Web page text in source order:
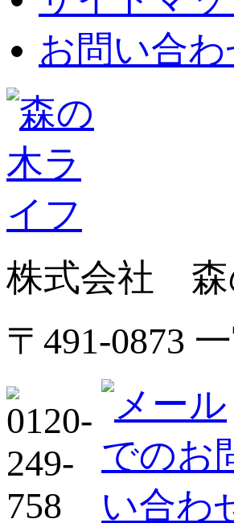
お問い合わ
株式会社 森
〒491-0873